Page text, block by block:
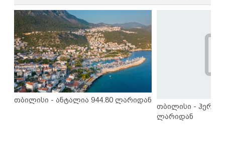
თბილისი - ანტალია 944.80 ლარიდან
თბილისი -
ლარიდან